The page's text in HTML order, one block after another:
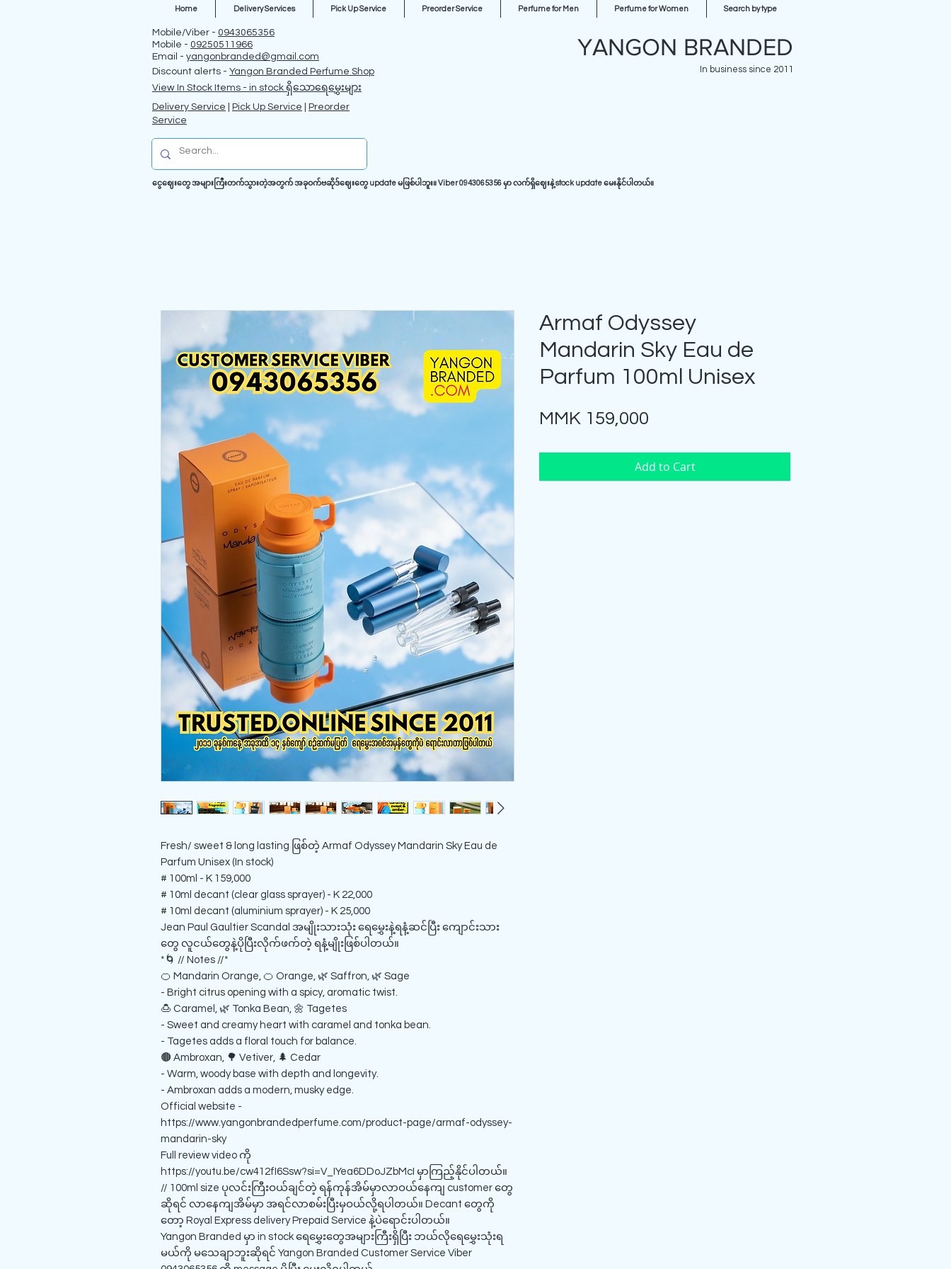
Home Delivery Services Pick Up Service Preorder Service Perfume for Men Perfume for Women Search by type
Mobile/Viber - 0943065356
Mobile - 09250511966
Email - yangonbranded@gmail.com
Discount alerts - Yangon Branded Perfume Shop
View In Stock Items - in stock ရှိသောရေမွှေးများ
Delivery Service
Pick Up Service
Preorder
Service
YANGON BRANDED
In business since 2011
ငွေဈေးတွေ အများကြီးတက်သွားတဲ့အတွက် အခုဝက်ဗဆိုဒ်ဈေးတွေ update မဖြစ်ပါဘူး။ Viber 0943065356 မှာ လက်ရှိဈေးနဲ့ stock update မေးနိုင်ပါတယ်။
Fresh/ sweet & long lasting ဖြစ်တဲ့ Armaf Odyssey Mandarin Sky Eau de
Parfum Unisex (In stock)
# 100ml - K 159,000
# 10ml decant (clear glass sprayer) - K 22,000
# 10ml decant (aluminium sprayer) - K 25,000
Jean Paul Gaultier Scandal အမျိုးသားသုံး ရေမွှေးနဲ့ရနံ့ဆင်ပြီး ကျောင်းသား
တွေ လူငယ်တွေနဲ့ပိုပြီးလိုက်ဖက်တဲ့ ရနံ့မျိုးဖြစ်ပါတယ်။
*🌀 // Notes //*
🍊 Mandarin Orange, 🍊 Orange, 🌿 Saffron, 🌿 Sage
- Bright citrus opening with a spicy, aromatic twist.
🍮 Caramel, 🌿 Tonka Bean, 🌼 Tagetes
- Sweet and creamy heart with caramel and tonka bean.
- Tagetes adds a floral touch for balance.
🟤 Ambroxan, 🌳 Vetiver, 🌲 Cedar
- Warm, woody base with depth and longevity.
- Ambroxan adds a modern, musky edge.
Official website -
https://www.yangonbrandedperfume.com/product-page/armaf-odyssey-
mandarin-sky
Full review video ကို
https://youtu.be/cw412fI6Ssw?si=V_IYea6DDoJZbMcI မှာကြည့်နိုင်ပါတယ်။
// 100ml size ပုလင်းကြီးဝယ်ချင်တဲ့ ရန်ကုန်အိမ်မှာလာဝယ်နေကျ customer တွေ
ဆိုရင် လာနေကျအိမ်မှာ အရင်လာစမ်းပြီးမှဝယ်လို့ရပါတယ်။ Decant တွေကို
တော့ Royal Express delivery Prepaid Service နဲ့ပဲရောင်းပါတယ်။
Yangon Branded မှာ in stock ရေမွှေးတွေအများကြီးရှိပြီး ဘယ်လိုရေမွှေးသုံးရ
မယ်ကို မသေချာဘူးဆိုရင် Yangon Branded Customer Service Viber
Armaf Odyssey
Mandarin Sky Eau de
Parfum 100ml Unisex
MMK 159,000
Add to Cart